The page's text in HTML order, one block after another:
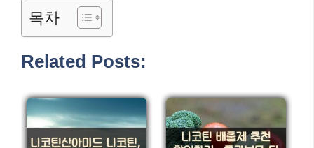
목차
Related Posts: